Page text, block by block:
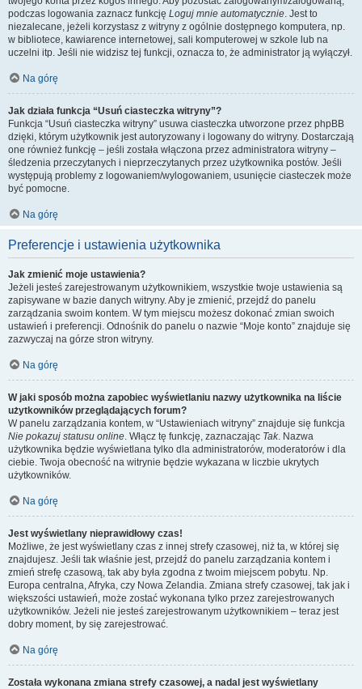
podczas logowania zaznacz funkcję Loguj mnie automatycznie. Jest to
niezalecane, jeżeli korzystasz z witryny z ogólnie dostępnego komputera, np.
w bibliotece, kawiarence internetowej, sali komputerowej w szkole lub na
uczelni itp. Jeśli nie widzisz tej funkcji, oznacza to, że administrator ją wyłączył.
Na górę
Jak działa funkcja “Usuń ciasteczka witryny”?
Funkcja “Usuń ciasteczka witryny” usuwa ciasteczka utworzone przez phpBB
dzięki, którym użytkownik jest autoryzowany i logowany do witryny. Dostarczają
one również funkcję – jeśli została włączona przez administratora witryny –
śledzenia przeczytanych i nieprzeczytanych przez użytkownika postów. Jeśli
występują problemy z logowaniem/wylogowaniem, usunięcie ciasteczek może
być pomocne.
Na górę
Preferencje i ustawienia użytkownika
Jak zmienić moje ustawienia?
Jeżeli jesteś zarejestrowanym użytkownikiem, wszystkie twoje ustawienia są
zapisywane w bazie danych witryny. Aby je zmienić, przejdź do panelu
zarządzania swoim kontem. W tym miejscu możesz dokonać zmian swoich
ustawień i preferencji. Odnośnik do panelu o nazwie “Moje konto” znajduje się
zazwyczaj na górze stron witryny.
Na górę
W jaki sposób można zapobiec wyświetlaniu nazwy użytkownika na liście
użytkowników przeglądających forum?
W panelu zarządzania kontem, w “Ustawieniach witryny” znajduje się funkcja
Nie pokazuj statusu online. Włącz tę funkcję, zaznaczając Tak. Nazwa
użytkownika będzie wyświetlana tylko dla administratorów, moderatorów i dla
ciebie. Twoja obecność na witrynie będzie wykazana w liczbie ukrytych
użytkowników.
Na górę
Jest wyświetlany nieprawidłowy czas!
Możliwe, że jest wyświetlany czas z innej strefy czasowej, niż ta, w której się
znajdujesz. Jeśli tak właśnie jest, przejdź do panelu zarządzania kontem i
zmień strefę czasową, tak aby była zgodna z twoim miejscem pobytu. Np.
Europa centralna, Afryka, czy Nowa Zelandia. Zmiana strefy czasowej, tak jak i
większości ustawień, może zostać wykonana tylko przez zarejestrowanych
użytkowników. Jeżeli nie jesteś zarejestrowanym użytkownikiem – teraz jest
dobry moment, by się zarejestrować.
Na górę
Została wykonana zmiana strefy czasowej, a nadal jest wyświetlany